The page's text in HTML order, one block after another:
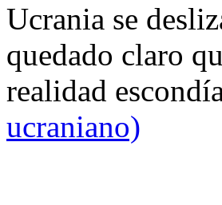
Ucrania se
quedado claro
realidad
ucraniano)